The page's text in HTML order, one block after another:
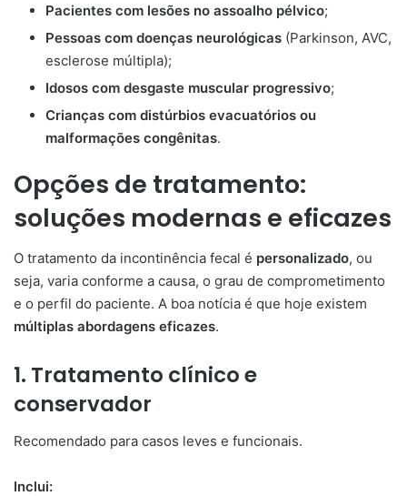
Pacientes com lesões no assoalho pélvico;
Pessoas com doenças neurológicas (Parkinson, AVC,
esclerose múltipla);
Idosos com desgaste muscular progressivo;
Crianças com distúrbios evacuatórios ou
malformações congênitas.
Opções de tratamento:
soluções modernas e eficazes
O tratamento da incontinência fecal é personalizado, ou
seja, varia conforme a causa, o grau de comprometimento
e o perfil do paciente. A boa notícia é que hoje existem
múltiplas abordagens eficazes.
1. Tratamento clínico e
conservador
Recomendado para casos leves e funcionais.
Inclui: